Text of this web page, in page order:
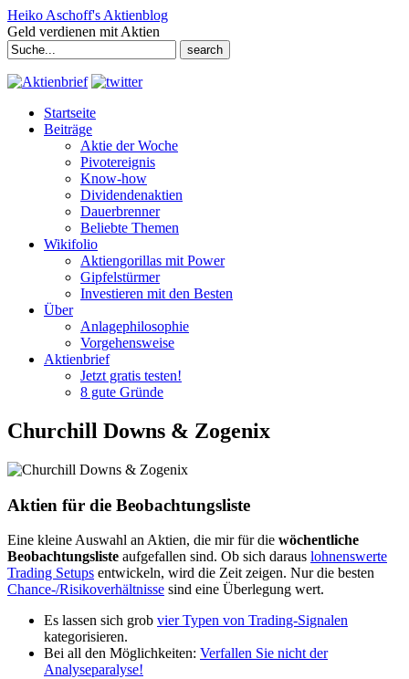
Heiko Aschoff's Aktienblog
Geld verdienen mit Aktien
Search
for:
Startseite
Beiträge
Aktie der Woche
Pivotereignis
Know-how
Dividendenaktien
Dauerbrenner
Beliebte Themen
Wikifolio
Aktiengorillas mit Power
Gipfelstürmer
Investieren mit den Besten
Über
Anlagephilosophie
Vorgehensweise
Aktienbrief
Jetzt gratis testen!
8 gute Gründe
Churchill Downs & Zogenix
Aktien für die Beobachtungsliste
Eine kleine Auswahl an Aktien, die mir für die wöchentliche
Beobachtungsliste aufgefallen sind. Ob sich daraus lohnenswerte
Trading Setups entwickeln, wird die Zeit zeigen. Nur die besten
Chance-/Risikoverhältnisse sind eine Überlegung wert.
Es lassen sich grob vier Typen von Trading-Signalen
kategorisieren.
Bei all den Möglichkeiten: Verfallen Sie nicht der
Analyseparalyse!